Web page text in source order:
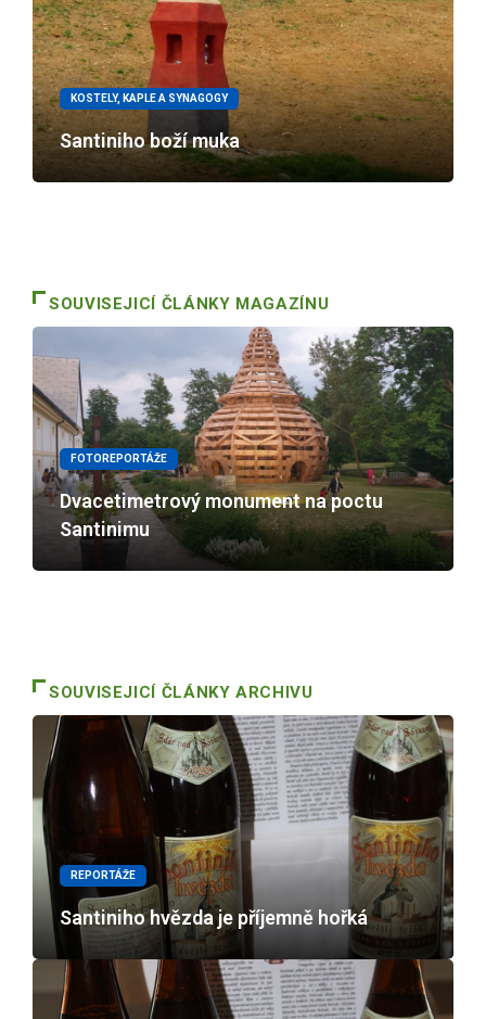
KOSTELY, KAPLE A SYNAGOGY
Santiniho boží muka
SOUVISEJICÍ ČLÁNKY MAGAZÍNU
FOTOREPORTÁŽE
Dvacetimetrový monument na poctu
Santinimu
SOUVISEJICÍ ČLÁNKY ARCHIVU
REPORTÁŽE
Santiniho hvězda je příjemně hořká